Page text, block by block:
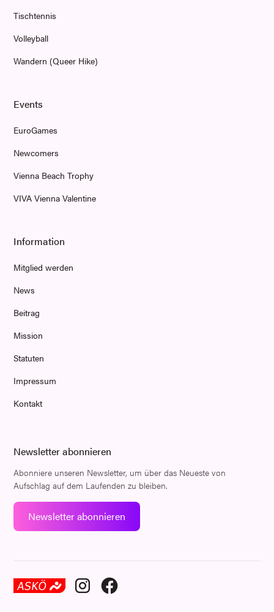
Tischtennis
Volleyball
Wandern (Queer Hike)
Events
EuroGames
Newcomers
Vienna Beach Trophy
VIVA Vienna Valentine
Information
Mitglied werden
News
Beitrag
Mission
Statuten
Impressum
Kontakt
Newsletter abonnieren
Abonniere unseren Newsletter, um über das Neueste von
Aufschlag auf dem Laufenden zu bleiben.
Newsletter abonnieren